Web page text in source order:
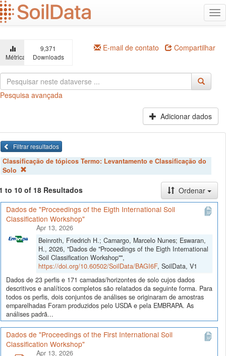
Ir
para
o
principal
Métricas
9,371
Downloads
E-mail de contato Compartilhar
Pesquisa avançada
Adicionar dados
Filtrar resultados
Classificação de tópicos Termo: Levantamento e Classificação do
Solo
to 10 of 18 Resultados
Ordenar
Dados de "Proceedings of the Eigth International Soil
Classification Workshop"
Apr 13, 2026
Beinroth, Friedrich H.; Camargo, Marcelo Nunes; Eswaran,
H., 2026, "Dados de "Proceedings of the Eigth International
Soil Classification Workshop"",
https://doi.org/10.60502/SoilData/BAGI6F, SoilData, V1
Dados de 23 perfis e 171 camadas/horizontes de solo cujos dados
descritivos e analíticos completos são relatados da seguinte forma. Para
todos os perfis, dois conjuntos de análises se originaram de amostras
emparelhadas Foram produzidos pelo USDA e pela EMBRAPA. As
análises padrã...
Dados de "Proceedings of the First International Soil
Classification Workshop"
Apr 13, 2026